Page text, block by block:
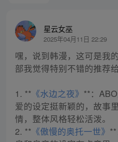
星云女巫
2025年04月11日 22:29
嘿，说到韩漫，这可是我
部我觉得特别不错的推荐给
1. ** 《水边之夜》 **：
爱的设定挺新颖的，故事
情，整体风格轻松活泼。
2. ** 《傲慢的奥托一世》